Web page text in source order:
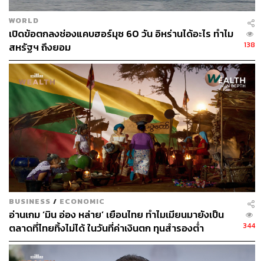
ABOUT THE AUTHOR
นิธิศ เจนวินิจ
นักศึกษาฝึกงาน กองบรรณาธิการ THE
STANDARD WEALTH
WORLD
เปิดข้อตกลงช่องแคบฮอร์มุซ 60 วัน อิหร่านได้อะไร ทำไม
สหรัฐฯ ถึงยอม
138
BUSINESS / ECONOMIC
อ่านเกม ‘มิน อ่อง หล่าย’ เยือนไทย ทำไมเมียนมายังเป็น
ตลาดที่ไทยทิ้งไม่ได้ ในวันที่ค่าเงินตก ทุนสำรองต่ำ
344